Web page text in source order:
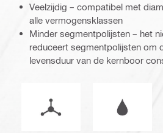
Veelzijdig – compatibel met
alle vermogensklassen
Minder segmentpolijsten – het
reduceert segmentpolijsten om
levensduur van de kernboor